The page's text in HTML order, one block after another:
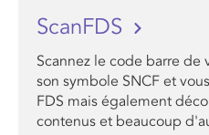
ScanFDS
Scannez le code barre
son symbole SNCF et
FDS mais également
contenus et beaucoup